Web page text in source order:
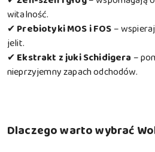
witalność.
✔ Prebiotyki MOS i FOS –
jelit.
✔ Ekstrakt z juki Schidigera –
nieprzyjemny zapach odchodów.
Dlaczego warto wybrać